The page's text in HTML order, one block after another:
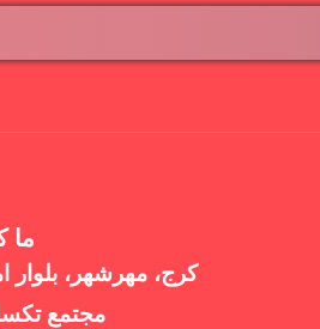
ما
کرج، مهرشهر، بلوار
مجتمع